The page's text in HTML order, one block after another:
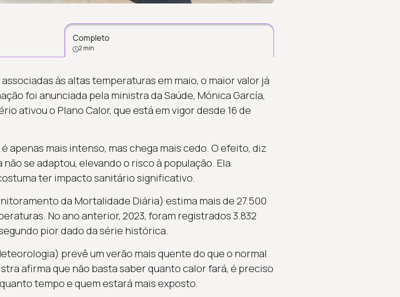
Completo
2 min
às altas temperaturas em maio, o maior valor já
foi anunciada pela ministra da Saúde, Mónica García,
ativou o Plano Calor, que está em vigor desde 16 de
apenas mais intenso, mas chega mais cedo. O efeito, diz
se adaptou, elevando o risco à população. Ela
ter impacto sanitário significativo.
da Mortalidade Diária) estima mais de 27.500
No ano anterior, 2023, foram registrados 3.832
pior dado da série histórica.
prevê um verão mais quente do que o normal
afirma que não basta saber quanto calor fará, é preciso
tempo e quem estará mais exposto.